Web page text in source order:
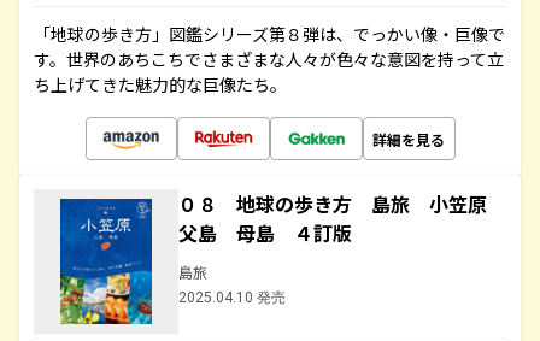
「地球の歩き方」図鑑シリーズ第８弾は、でっかい像・巨像で
す。世界のあちこちでさまざまな人々が色々な意図を持って立
ち上げてきた魅力的な巨像たち。
詳細を見る
０８ 地球の歩き方 島旅 小笠原
父島 母島 ４訂版
島旅
2025.04.10 発売